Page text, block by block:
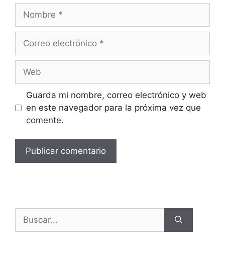
Guarda mi nombre, correo electrónico y web
en este navegador para la próxima vez que
comente.